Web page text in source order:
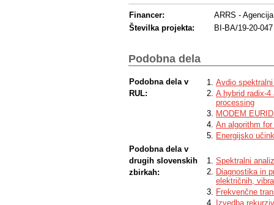
Financer:
ARRS -
Številka projekta:
BI-BA/19-20-047
Program financ.:
Podobna dela
Podobna dela v
RUL:
Avdio
A hybrid radix-
processing
MODEM
An algorithm
Energijsko
Podobna dela v
drugih slovenskih
zbirkah:
Spektralni
Diagnostika in
električnih,
Frekvenčne
Izvedba